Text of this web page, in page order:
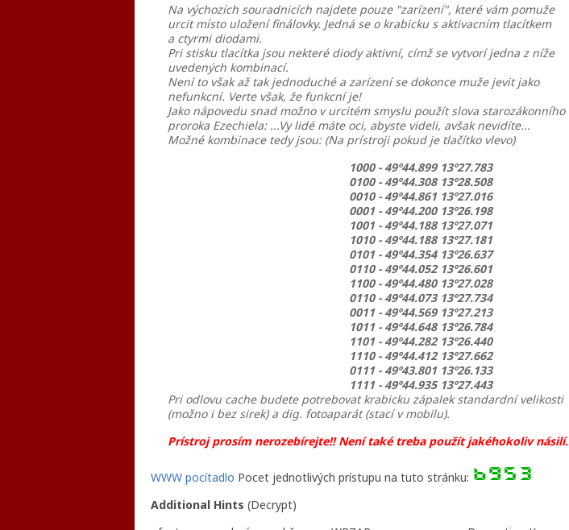
Na výchozích souradnicích najdete pouze "zarízení", které vám pomuže
urcit místo uložení finálovky. Jedná se o krabicku s aktivacním tlacítkem
a ctyrmi diodami.
Pri stisku tlacítka jsou nekteré diody aktivní, címž se vytvorí jedna z níže
uvedených kombinací.
Není to však až tak jednoduché a zarízení se dokonce muže jevit jako
nefunkcní. Verte však, že funkcní je!
Jako nápovedu snad možno v urcitém smyslu použít slova starozákonního
proroka Ezechiela: ...Vy lidé máte oci, abyste videli, avšak nevidíte...
Možné kombinace tedy jsou: (Na prístroji pokud je tlačítko vlevo)
1000 - 49º44.899 13º27.783
0100 - 49º44.308 13º28.508
0010 - 49º44.861 13º27.016
0001 - 49º44.200 13º26.198
1001 - 49º44.188 13º27.071
1010 - 49º44.188 13º27.181
0101 - 49º44.354 13º26.637
0110 - 49º44.052 13º26.601
1100 - 49º44.480 13º27.028
0110 - 49º44.073 13º27.734
0011 - 49º44.569 13º27.213
1011 - 49º44.648 13º26.784
1101 - 49º44.282 13º26.440
1110 - 49º44.412 13º27.662
0111 - 49º43.801 13º26.133
1111 - 49º44.935 13º27.443
Pri odlovu cache budete potrebovat krabicku zápalek standardní velikosti
(možno i bez sirek) a dig. fotoaparát (stací v mobilu).
Prístroj prosím nerozebírejte!! Není také treba použít jakéhokoliv násilí.
WWW pocítadlo Pocet jednotlivých prístupu na tuto stránku:
Additional Hints (Decrypt)